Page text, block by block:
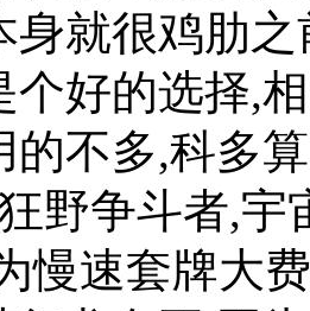
身就很鸡肋
个好的选择,
的不多,科多
野争斗者,
慢速套牌大